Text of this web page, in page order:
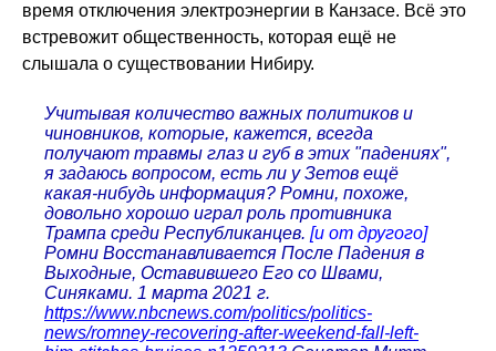
время отключения электроэнергии в Канзасе. Всё это
встревожит общественность, которая ещё не
слышала о существовании Нибиру.
Учитывая количество важных политиков и
чиновников, которые, кажется, всегда
получают травмы глаз и губ в этих "падениях",
я задаюсь вопросом, есть ли у Зетов ещё
какая-нибудь информация? Ромни, похоже,
довольно хорошо играл роль противника
Трампа среди Республиканцев. [и от другого]
Ромни Восстанавливается После Падения в
Выходные, Оставившего Его со Швами,
Синяками. 1 марта 2021 г.
https://www.nbcnews.com/politics/politics-
news/romney-recovering-after-weekend-fall-left-